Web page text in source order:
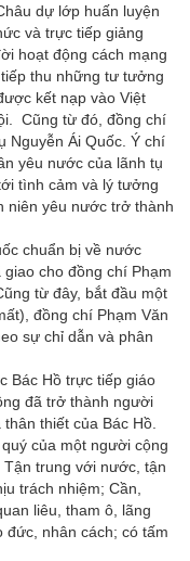
dự lớp huấn luyện
và trực tiếp giảng
hoạt động cách mạng
thu những tư tưởng
kết nạp vào Việt
Cũng từ đó, đồng chí
Nguyễn Ái Quốc. Ý chí
yêu nước của lãnh tụ
tình cảm và lý tưởng
niên yêu nước trở thành
chuẩn bị về nước
cho đồng chí Phạm
từ đây, bắt đầu một
đồng chí Phạm Văn
sự chỉ dẫn và phân
Bác Hồ trực tiếp giáo
đã trở thành người
thiết của Bác Hồ.
của một người cộng
trung với nước, tận
trách nhiệm; Cần,
liêu, tham ô, lãng
đức, nhân cách; có tấm